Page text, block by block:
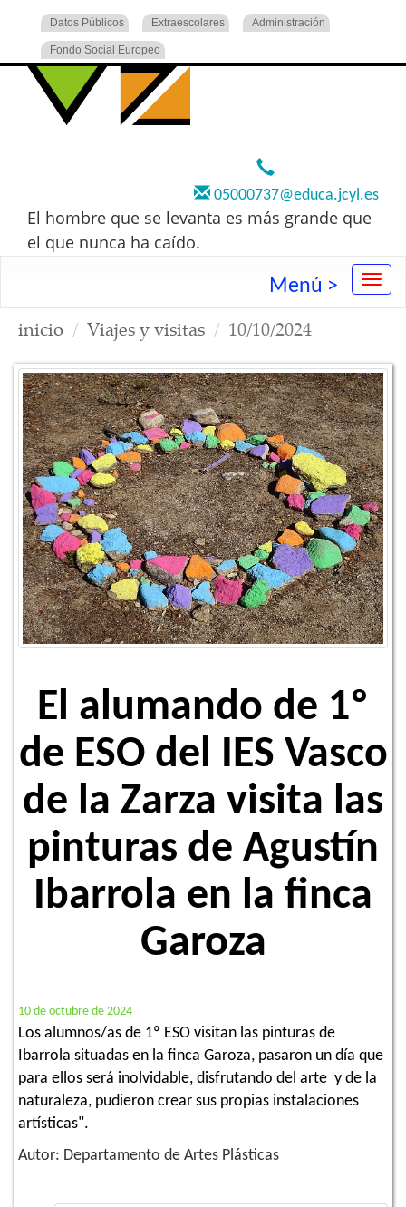
Datos Públicos Extraescolares Administración
Fondo Social Europeo
05000737@educa.jcyl.es
El hombre que se levanta es más grande que
el que nunca ha caído.
Menú >
inicio Viajes y visitas 10/10/2024
El alumando de 1º
de ESO del IES Vasco
de la Zarza visita las
pinturas de Agustín
Ibarrola en la finca
Garoza
10 de octubre de 2024
Los alumnos/as de 1º ESO visitan las pinturas de
Ibarrola situadas en la finca Garoza, pasaron un día que
para ellos será inolvidable, disfrutando del arte y de la
naturaleza, pudieron crear sus propias instalaciones
artísticas".
Autor: Departamento de Artes Plásticas